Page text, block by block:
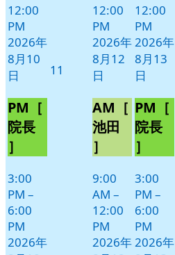
12:00
PM
2026年
8月10
日
PM［
院長
］
3:00
PM –
6:00
PM
2026年
11
12:00
PM
2026年
8月12
日
AM［
池田
］
9:00
AM –
12:00
PM
2026年
12:00
PM
2026年
8月13
日
PM［
院長
］
3:00
PM –
6:00
PM
2026年